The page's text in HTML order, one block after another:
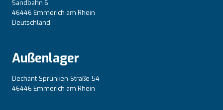
Sandbahn 6
46446 Emmerich am Rhein
Deutschland
Außenlager
Dechant-Sprünken-Straße 54
46446 Emmerich am Rhein